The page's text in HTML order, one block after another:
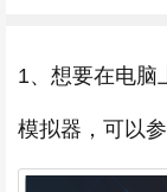
1、想要在电脑
模拟器，可以